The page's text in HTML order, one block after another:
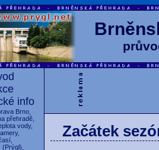
info
Brno
přehradě,
vody,
,
(Prýgl),
Začátek